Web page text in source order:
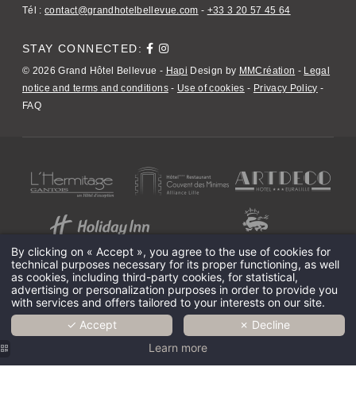
Tél :contact@grandhotelbellevue.com - +33 3 20 57 45 64
STAY CONNECTED:
© 2026 Grand Hôtel Bellevue - Hapi Design by MMCréation - Legal
notice and terms and conditions- Use of cookies - Privacy Policy -
FAQ
Coffee shop Lille center Weekend Lille in love Unusual night Lille
Love hotel Lille
Charming hotel Lille France
By clicking on « Accept », you agree to the use of cookies for
technical purposes necessary for its proper functioning, as well
as cookies, including third-party cookies, for statistical,
advertising or personalization purposes in order to provide you
with services and offers tailored to your interests on our site.
✓ Accept
✗ Decline
Learn more